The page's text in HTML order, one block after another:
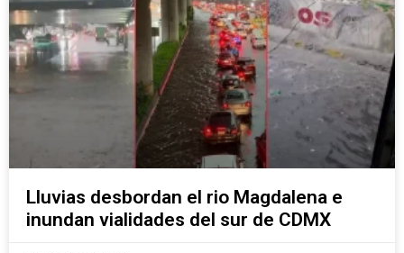
Lluvias desbordan el rio Magdalena e
inundan vialidades del sur de CDMX